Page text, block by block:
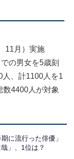
11月）実施
の男女を5歳刻
、計1100人を1
数4400人が対象
に流行った俳優」
」、1位は？